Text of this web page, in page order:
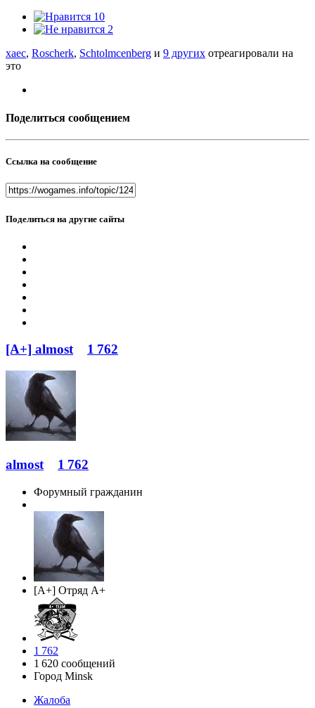
10
2
xaec, Roscherk, Schtolmcenberg и 9 других отреагировали на
это
Поделиться сообщением
Ссылка на сообщение
Поделиться на другие сайты
[A+] almost 1 762
almost 1 762
Форумный гражданин
[A+] Отряд A+
1 762
1 620 сообщений
Город Minsk
Жалоба